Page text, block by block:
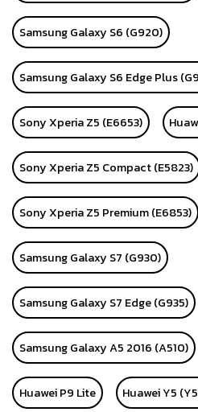
Samsung Galaxy S6 (G920)
Samsung Galaxy S6 Edge Plus
Sony Xperia Z5 (E6653)
Sony Xperia Z5 Compact (E5823)
Sony Xperia Z5 Premium (E6853)
Samsung Galaxy S7 (G930)
Samsung Galaxy S7 Edge (G935)
Samsung Galaxy A5 2016 (A510)
Huawei P9 Lite Huawei Y5